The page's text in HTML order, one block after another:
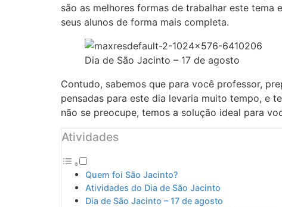
são as melhores formas de trabalhar este tema
seus alunos de forma mais completa.
Dia de São Jacinto – 17 de agosto
Contudo, sabemos que para você professor,
pensadas para este dia levaria muito tempo, e
não se preocupe, temos a solução ideal para
Atividades
Quem foi São Jacinto?
Atividades do Dia de São Jacinto
Dia de São Jacinto – 17 de agosto